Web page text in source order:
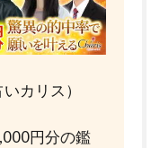
カリス）
円分の鑑